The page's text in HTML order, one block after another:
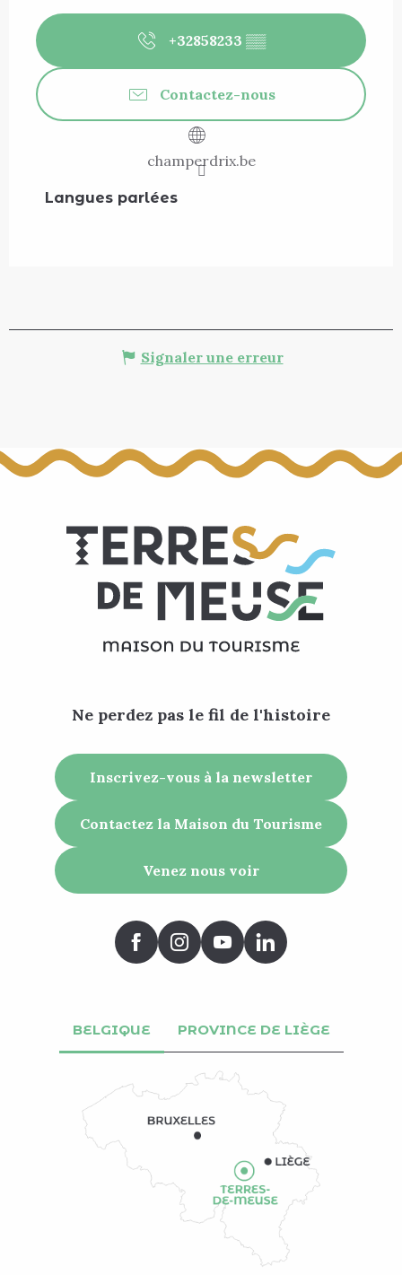
+32858233 ▒▒
Contactez-nous
champerdrix.be
Langues parlées
Langues parlées
Signaler une erreur
Ne perdez pas le fil de l'histoire
Inscrivez-vous à la newsletter
Contactez la Maison du Tourisme
Venez nous voir
BELGIQUE PROVINCE DE LIÈGE